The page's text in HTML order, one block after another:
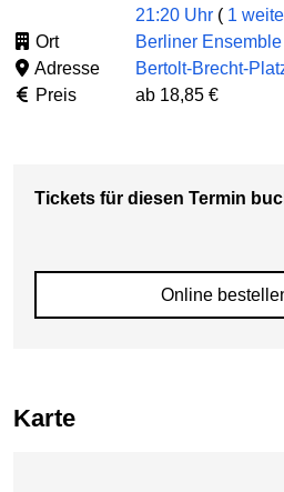
21:20 Uhr ( 1
Ort
Berliner
Adresse
Bertolt-Brecht-
Preis
ab 18,85 €
Tickets für diesen Termin
Online
Karte